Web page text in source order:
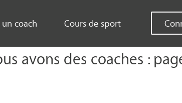
coach Cours de sport
avons des coaches :